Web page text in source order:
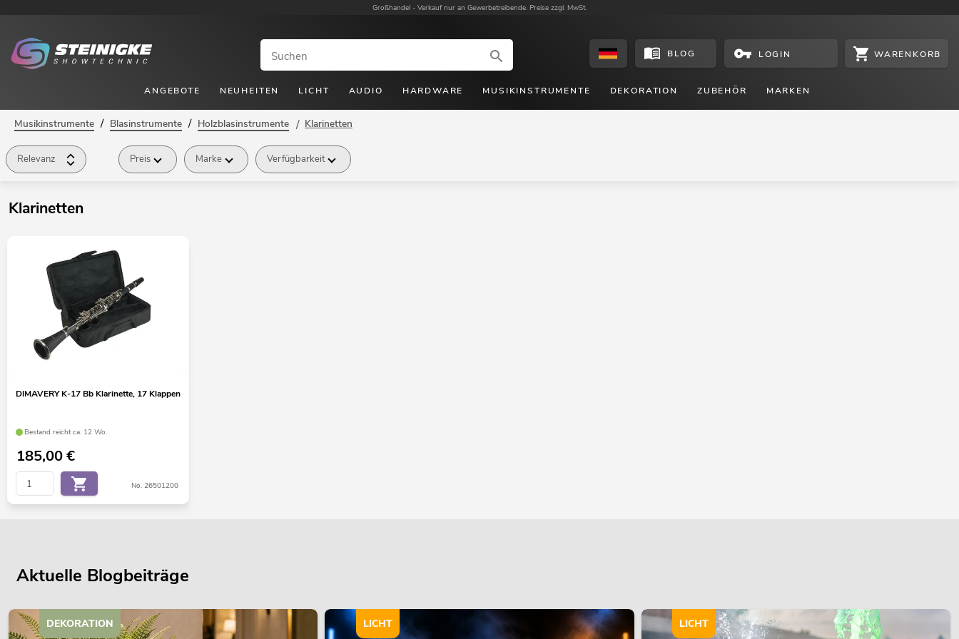
Großhandel - Verkauf nur an Gewerbetreibende. Preise zzgl. MwSt.
BLOG LOGIN WARENKORB
ANGEBOTE NEUHEITEN LICHT AUDIO HARDWARE MUSIKINSTRUMENTE DEKORATION ZUBEHÖR MARKEN
Musikinstrumente / Blasinstrumente / Holzblasinstrumente / Klarinetten
Relevanz Preis Marke Verfügbarkeit
Klarinetten
DIMAVERY K-17 Bb Klarinette, 17 Klappen
Bestand reicht ca. 12 Wo.
185,00€
No. 26501200
Aktuelle Blogbeiträge
DEKORATION LICHT LICHT